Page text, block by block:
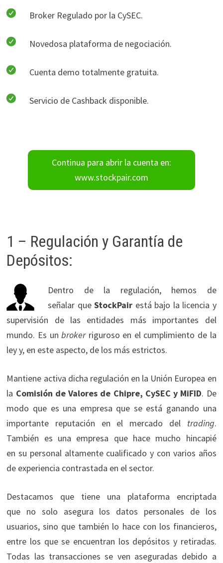
Broker Regulado por la CySEC.
Novedosa plataforma de negociación.
Cuenta demo totalmente gratuita.
Servicio de Cashback disponible.
Continua para abrir la cuenta en:
www.stockpair.com
1 – Regulación y Garantía de
Depósitos:
Dentro de la regulación, hemos de
señalar queStockPair está bajo la licencia y
supervisión de las entidades más importantes del
mundo. Es unbroker riguroso en el cumplimiento de la
ley y, en este aspecto, de los más estrictos.
Mantiene activa dicha regulación en la Unión Europea en
la Comisión de Valores de Chipre, CySEC y MiFID. De
modo que es una empresa que se está ganando una
importante reputación en el mercado del trading.
También es una empresa que hace mucho hincapié
en su personal altamente cualificado y con varios años
de experiencia contrastada en el sector.
Destacamos que tiene una plataforma encriptada
que no solo asegura los datos personales de los
usuarios, sino que también lo hace con los financieros,
entre los que se encuentran los depósitos y retiradas.
Todas las transacciones se ven aseguradas debido a